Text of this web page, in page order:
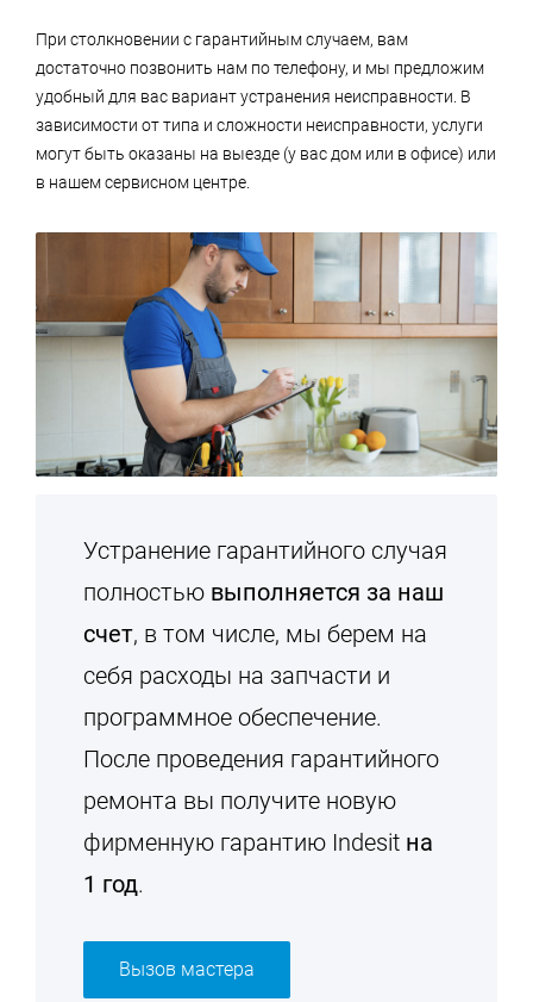
При столкновении с гарантийным случаем, вам
достаточно позвонить нам по телефону, и мы предложим
удобный для вас вариант устранения неисправности. В
зависимости от типа и сложности неисправности, услуги
могут быть оказаны на выезде (у вас дом или в офисе) или
в нашем сервисном центре.
Устранение гарантийного случая
полностью выполняется за наш
счет, в том числе, мы берем на
себя расходы на запчасти и
программное обеспечение.
После проведения гарантийного
ремонта вы получите новую
фирменную гарантию Indesit на
1 год.
Вызов мастера